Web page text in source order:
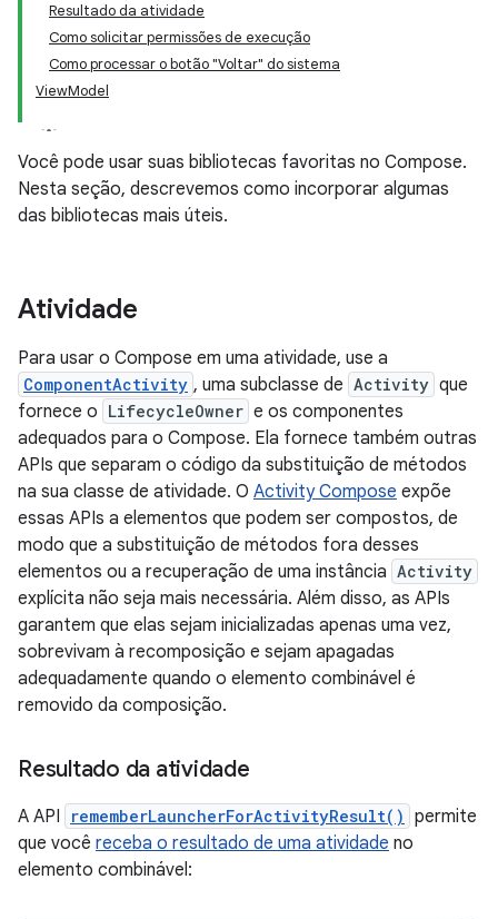
Resultado da atividade
Como solicitar permissões de execução
Como processar o botão "Voltar" do sistema
ViewModel
Você pode usar suas bibliotecas favoritas no Compose.
Nesta seção, descrevemos como incorporar algumas
das bibliotecas mais úteis.
Atividade
Para usar o Compose em uma atividade, use a
ComponentActivity , uma subclasse de Activity que
fornece o LifecycleOwner e os componentes
adequados para o Compose. Ela fornece também outras
APIs que separam o código da substituição de métodos
na sua classe de atividade. O Activity Compose expõe
essas APIs a elementos que podem ser compostos, de
modo que a substituição de métodos fora desses
elementos ou a recuperação de uma instância Activity
explícita não seja mais necessária. Além disso, as APIs
garantem que elas sejam inicializadas apenas uma vez,
sobrevivam à recomposição e sejam apagadas
adequadamente quando o elemento combinável é
removido da composição.
Resultado da atividade
A API rememberLauncherForActivityResult() permite
que você receba o resultado de uma atividade no
elemento combinável: